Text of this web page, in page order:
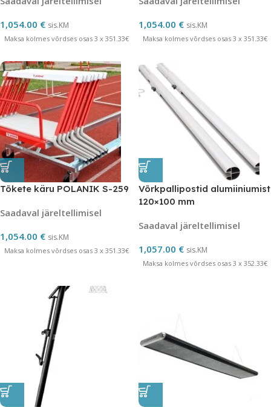
1,054.00 € sis.KM
Maksa kolmes võrdses osas 3 x 351.33€
1,054.00 € sis.KM
Maksa kolmes võrdses osas 3 x 351.33€
Tõkete käru POLANIK S-259
Saadaval järeltellimisel
1,054.00 € sis.KM
Maksa kolmes võrdses osas 3 x 351.33€
Võrkpallipostid alumiiniumist
120×100 mm
Saadaval järeltellimisel
1,057.00 € sis.KM
Maksa kolmes võrdses osas 3 x 352.33€